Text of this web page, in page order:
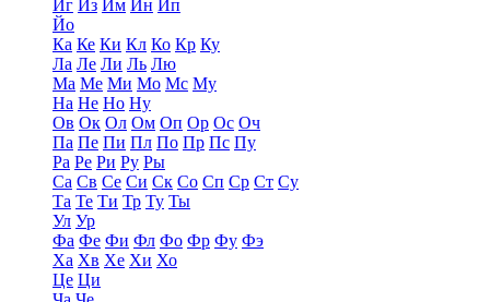
Иг Из Им Ин Ип
Йо
Ка Ке Ки Кл Ко Кр Ку
Ла Ле Ли Ль Лю
Ма Ме Ми Мо Мс Му
На Не Но Ну
Ов Ок Ол Ом Оп Ор Ос Оч
Па Пе Пи Пл По Пр Пс Пу
Ра Ре Ри Ру Ры
Са Св Се Си Ск Со Сп Ср Ст Су
Та Те Ти Тр Ту Ты
Ул Ур
Фа Фе Фи Фл Фо Фр Фу Фэ
Ха Хв Хе Хи Хо
Це Ци